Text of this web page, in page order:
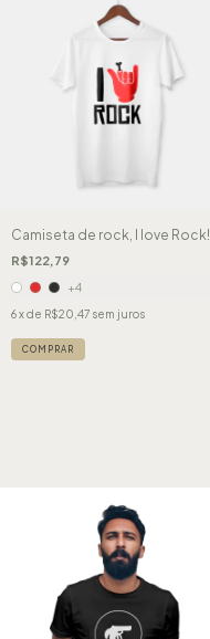
Camiseta de rock, I love Rock!
R$122,79
+4
6x de R$20,47 sem juros
COMPRAR